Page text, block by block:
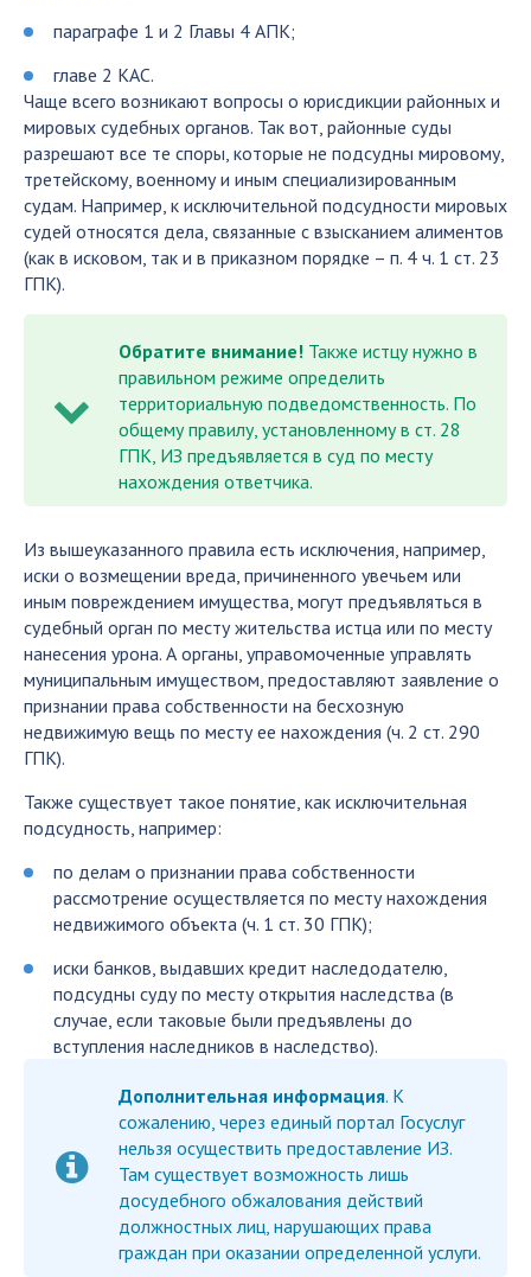
параграфе 1 и 2 Главы 4 АПК;
главе 2 КАС.
Чаще всего возникают вопросы о юрисдикции районных и
мировых судебных органов. Так вот, районные суды
разрешают все те споры, которые не подсудны мировому,
третейскому, военному и иным специализированным
судам. Например, к исключительной подсудности мировых
судей относятся дела, связанные с взысканием алиментов
(как в исковом, так и в приказном порядке – п. 4 ч. 1 ст. 23
ГПК).
Обратите внимание! Также истцу нужно в
правильном режиме определить
территориальную подведомственность. По
общему правилу, установленному в ст. 28
ГПК, ИЗ предъявляется в суд по месту
нахождения ответчика.
Из вышеуказанного правила есть исключения, например,
иски о возмещении вреда, причиненного увечьем или
иным повреждением имущества, могут предъявляться в
судебный орган по месту жительства истца или по месту
нанесения урона. А органы, управомоченные управлять
муниципальным имуществом, предоставляют заявление о
признании права собственности на бесхозную
недвижимую вещь по месту ее нахождения (ч. 2 ст. 290
ГПК).
Также существует такое понятие, как исключительная
подсудность, например:
по делам о признании права собственности
рассмотрение осуществляется по месту нахождения
недвижимого объекта (ч. 1 ст. 30 ГПК);
иски банков, выдавших кредит наследодателю,
подсудны суду по месту открытия наследства (в
случае, если таковые были предъявлены до
вступления наследников в наследство).
Дополнительная информация. К
сожалению, через единый портал Госуслуг
нельзя осуществить предоставление ИЗ.
Там существует возможность лишь
досудебного обжалования действий
должностных лиц, нарушающих права
граждан при оказании определенной услуги.